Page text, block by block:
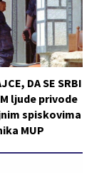
DA SE SRBI
ljude privode
spiskovima
MUP